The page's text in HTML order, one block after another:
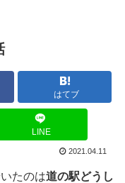
はてブ
LINE
2021.04.11
たのは道の駅どうし